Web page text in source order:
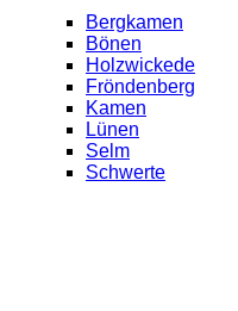
Bergkamen
Bönen
Holzwickede
Fröndenberg
Kamen
Lünen
Selm
Schwerte